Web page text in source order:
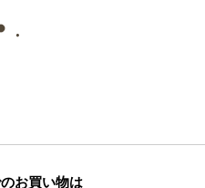
お買い物は